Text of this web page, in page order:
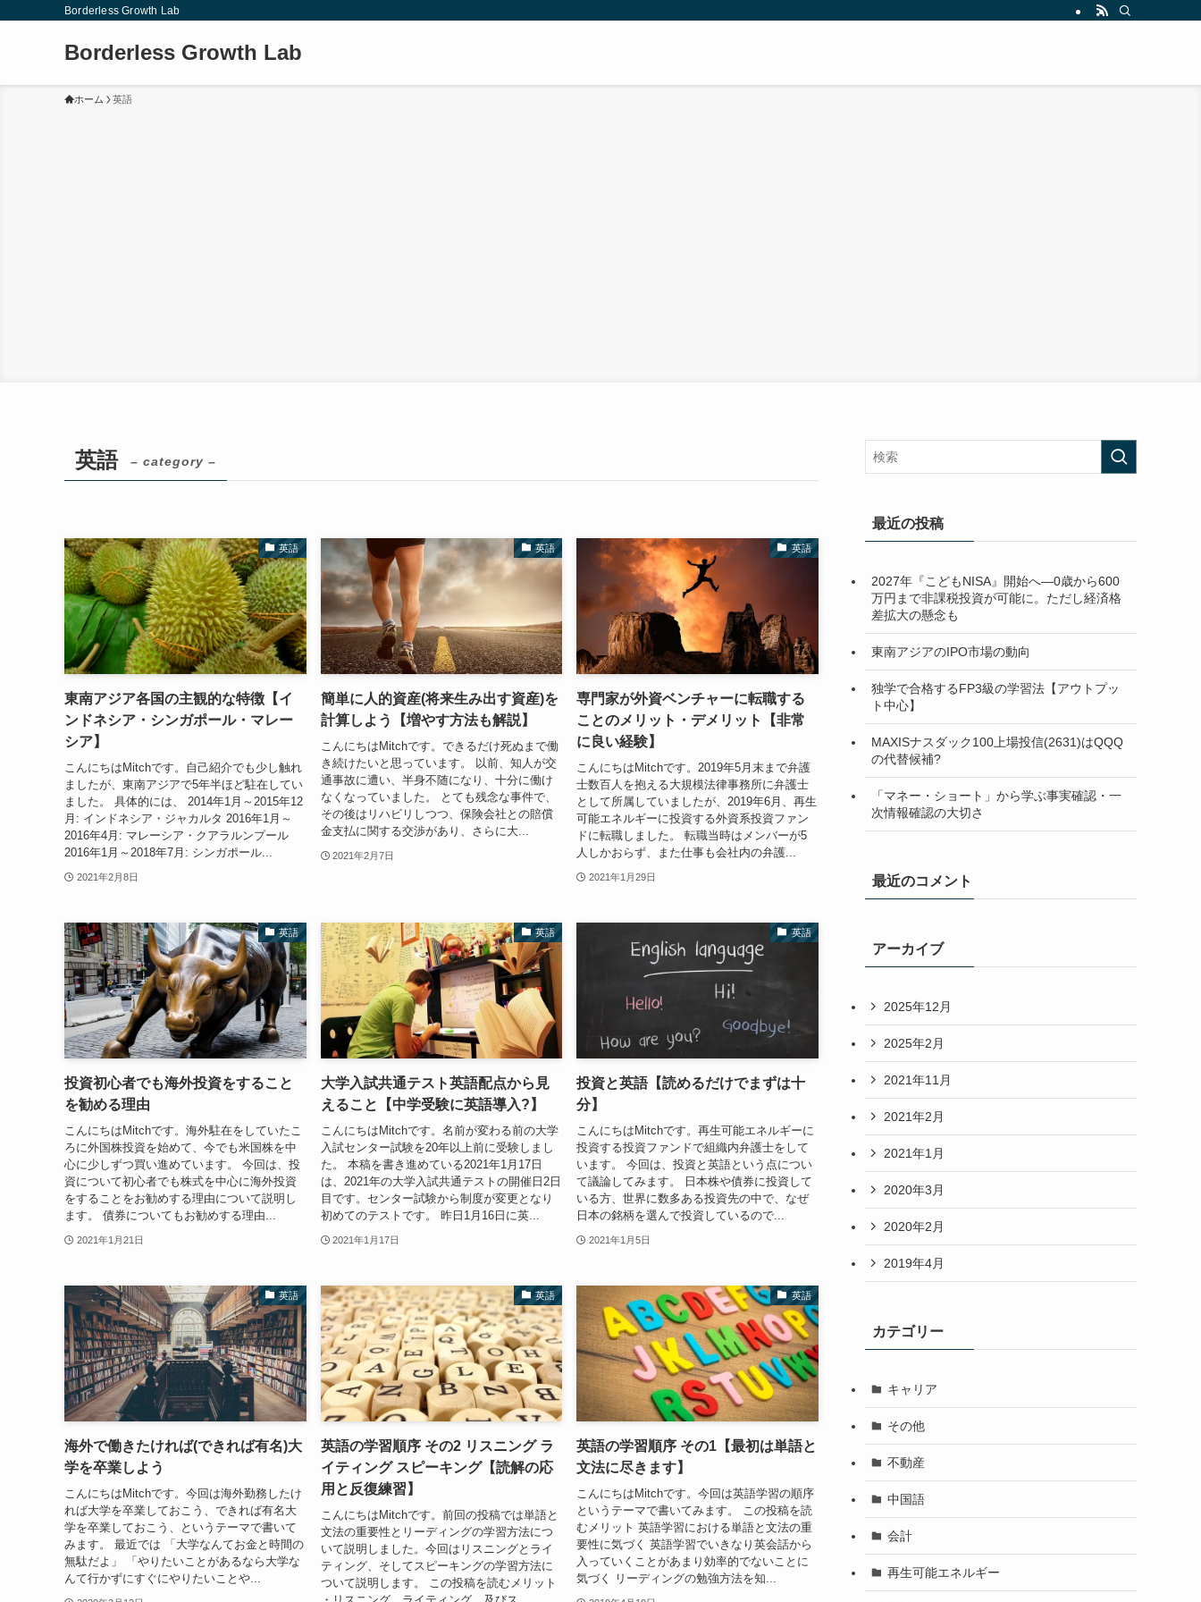
Borderless Growth Lab
Borderless Growth Lab
ホーム 英語
英語 – category –
英語
東南アジア各国の主観的な特徴【イ
ンドネシア・シンガポール・マレー
シア】
こんにちはMitchです。自己紹介でも少し触れ
ましたが、東南アジアで5年半ほど駐在してい
ました。 具体的には、 2014年1月～2015年12
月: インドネシア・ジャカルタ 2016年1月～
2016年4月: マレーシア・クアラルンプール
2016年1月～2018年7月: シンガポール...
2021年2月8日
英語
簡単に人的資産(将来生み出す資産)を
計算しよう【増やす方法も解説】
こんにちはMitchです。できるだけ死ぬまで働
き続けたいと思っています。 以前、知人が交
通事故に遭い、半身不随になり、十分に働け
なくなっていました。 とても残念な事件で、
その後はリハビリしつつ、保険会社との賠償
金支払に関する交渉があり、さらに大...
2021年2月7日
英語
専門家が外資ベンチャーに転職する
ことのメリット・デメリット【非常
に良い経験】
こんにちはMitchです。2019年5月末まで弁護
士数百人を抱える大規模法律事務所に弁護士
として所属していましたが、2019年6月、再生
可能エネルギーに投資する外資系投資ファン
ドに転職しました。 転職当時はメンバーが5
人しかおらず、また仕事も会社内の弁護...
2021年1月29日
英語
投資初心者でも海外投資をすること
を勧める理由
こんにちはMitchです。海外駐在をしていたこ
ろに外国株投資を始めて、今でも米国株を中
心に少しずつ買い進めています。 今回は、投
資について初心者でも株式を中心に海外投資
をすることをお勧めする理由について説明し
ます。 債券についてもお勧めする理由...
2021年1月21日
英語
大学入試共通テスト英語配点から見
えること【中学受験に英語導入?】
こんにちはMitchです。名前が変わる前の大学
入試センター試験を20年以上前に受験しまし
た。 本稿を書き進めている2021年1月17日
は、2021年の大学入試共通テストの開催日2日
目です。センター試験から制度が変更となり
初めてのテストです。 昨日1月16日に英...
2021年1月17日
英語
投資と英語【読めるだけでまずは十
分】
こんにちはMitchです。再生可能エネルギーに
投資する投資ファンドで組織内弁護士をして
います。 今回は、投資と英語という点につい
て議論してみます。 日本株や債券に投資して
いる方、世界に数多ある投資先の中で、なぜ
日本の銘柄を選んで投資しているので...
2021年1月5日
英語
海外で働きたければ(できれば有名)大
学を卒業しよう
こんにちはMitchです。今回は海外勤務したけ
れば大学を卒業しておこう、できれば有名大
学を卒業しておこう、というテーマで書いて
みます。 最近では 「大学なんてお金と時間の
無駄だよ」 「やりたいことがあるなら大学な
んて行かずにすぐにやりたいことや...
英語
英語の学習順序 その2 リスニング ラ
イティング スピーキング【読解の応
用と反復練習】
こんにちはMitchです。前回の投稿では単語と
文法の重要性とリーディングの学習方法につ
いて説明しました。今回はリスニングとライ
ティング、そしてスピーキングの学習方法に
ついて説明します。 この投稿を読むメリット
英語
英語の学習順序 その1【最初は単語と
文法に尽きます】
こんにちはMitchです。今回は英語学習の順序
というテーマで書いてみます。 この投稿を読
むメリット 英語学習における単語と文法の重
要性に気づく 英語学習でいきなり英会話から
入っていくことがあまり効率的でないことに
気づく リーディングの勉強方法を知...
最近の投稿
2027年『こどもNISA』開始へ―0歳から600
万円まで非課税投資が可能に。ただし経済格
差拡大の懸念も
東南アジアのIPO市場の動向
独学で合格するFP3級の学習法【アウトプッ
ト中心】
MAXISナスダック100上場投信(2631)はQQQ
の代替候補?
「マネー・ショート」から学ぶ事実確認・一
次情報確認の大切さ
最近のコメント
アーカイブ
2025年12月
2025年2月
2021年11月
2021年2月
2021年1月
2020年3月
2020年2月
2019年4月
カテゴリー
キャリア
その他
不動産
中国語
会計
再生可能エネルギー